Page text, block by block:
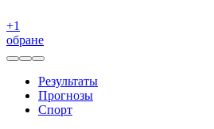
+1
обране
Результаты
Прогнозы
Спорт